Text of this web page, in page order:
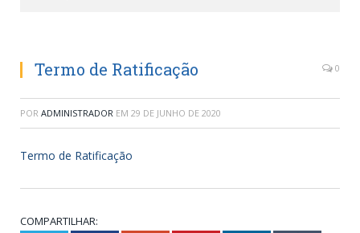
Termo de Ratificação 0
POR ADMINISTRADOR EM 29 DE JUNHO DE 2020
Termo de Ratificação
COMPARTILHAR: